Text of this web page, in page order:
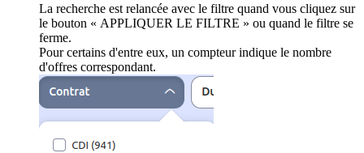
La recherche est relancée avec le filtre quand vous cliquez sur
le bouton « APPLIQUER LE FILTRE » ou quand le filtre se
ferme.
Pour certains d'entre eux, un compteur indique le nombre
d'offres correspondant.